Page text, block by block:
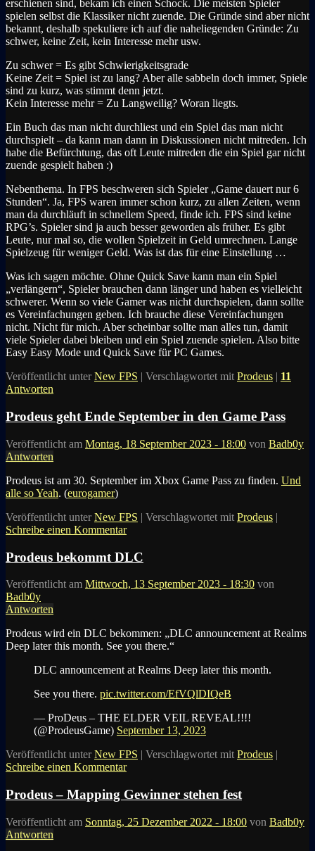
erschienen sind, bekam ich einen Schock. Die meisten Spieler
spielen selbst die Klassiker nicht zuende. Die Gründe sind aber nicht
bekannt, deshalb spekuliere ich auf die naheliegenden Gründe: Zu
schwer, keine Zeit, kein Interesse mehr usw.
Zu schwer = Es gibt Schwierigkeitsgrade
Keine Zeit = Spiel ist zu lang? Aber alle sabbeln doch immer, Spiele
sind zu kurz, was stimmt denn jetzt.
Kein Interesse mehr = Zu Langweilig? Woran liegts.
Ein Buch das man nicht durchliest und ein Spiel das man nicht
durchspielt – da kann man dann in Diskussionen nicht mitreden. Ich
habe die Befürchtung, das oft Leute mitreden die ein Spiel gar nicht
zuende gespielt haben :)
Nebenthema. In FPS beschweren sich Spieler „Game dauert nur 6
Stunden“. Ja, FPS waren immer schon kurz, zu allen Zeiten, wenn
man da durchläuft in schnellem Speed, finde ich. FPS sind keine
RPG’s. Spieler sind ja auch besser geworden als früher. Es gibt
Leute, nur mal so, die wollen Spielzeit in Geld umrechnen. Lange
Spielzeug für weniger Geld. Was ist das für eine Einstellung …
Was ich sagen möchte. Ohne Quick Save kann man ein Spiel
„verlängern“, Spieler brauchen dann länger und haben es vielleicht
schwerer. Wenn so viele Gamer was nicht durchspielen, dann sollte
es Vereinfachungen geben. Ich brauche diese Vereinfachungen
nicht. Nicht für mich. Aber scheinbar sollte man alles tun, damit
viele Spieler dabei bleiben und ein Spiel zuende spielen. Also bitte
Easy Easy Mode und Quick Save für PC Games.
Veröffentlicht unter New FPS | Verschlagwortet mit Prodeus | 11
Antworten
Prodeus geht Ende September in den Game Pass
Veröffentlicht am Montag, 18 September 2023 - 18:00 von Badb0y
Antworten
Prodeus ist am 30. September im Xbox Game Pass zu finden. Und
alle so Yeah. (eurogamer)
Veröffentlicht unter New FPS | Verschlagwortet mit Prodeus |
Schreibe einen Kommentar
Prodeus bekommt DLC
Veröffentlicht am Mittwoch, 13 September 2023 - 18:30 von
Badb0y
Antworten
Prodeus wird ein DLC bekommen: „DLC announcement at Realms
Deep later this month. See you there.“
DLC announcement at Realms Deep later this month.
See you there. pic.twitter.com/EfVQlDIQeB
— ProDeus – THE ELDER VEIL REVEAL!!!!
(@ProdeusGame) September 13, 2023
Veröffentlicht unter New FPS | Verschlagwortet mit Prodeus |
Schreibe einen Kommentar
Prodeus – Mapping Gewinner stehen fest
Veröffentlicht am Sonntag, 25 Dezember 2022 - 18:00 von Badb0y
Antworten